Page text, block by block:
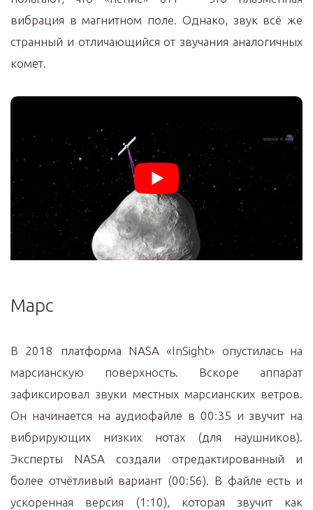
вибрация в магнитном поле. Однако, звук всё же
странный и отличающийся от звучания аналогичных
комет.
Марс
В 2018 платформа NАSА «InSight» опустилась на
марсианскую поверхность. Вскоре аппарат
зафиксировал звуки местных марсианских ветров.
Он начинается на аудиофайле в 00:35 и звучит на
вибрирующих низких нотах (для наушников).
Эксперты NАSА создали отредактированный и
более отчётливый вариант (00:56). В файле есть и
ускоренная версия (1:10), которая звучит как